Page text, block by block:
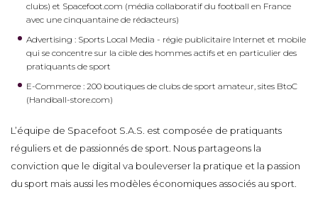
clubs) et Spacefoot.com (média collaboratif du football en France
avec une cinquantaine de rédacteurs)
Advertising : Sports Local Media - régie publicitaire Internet et mobile
qui se concentre sur la cible des hommes actifs et en particulier des
pratiquants de sport
E-Commerce : 200 boutiques de clubs de sport amateur, sites BtoC
(Handball-store.com)
L’équipe de Spacefoot S.A.S. est composée de pratiquants
réguliers et de passionnés de sport. Nous partageons la
conviction que le digital va bouleverser la pratique et la passion
du sport mais aussi les modèles économiques associés au sport.